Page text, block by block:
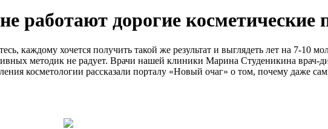
работают дорогие косметические
каждому хочется получить такой же результат и выглядеть лет на 7-10
методик не радует. Врачи нашей клиники Марина Студеникина врач-
косметологии рассказали порталу «Новый очаг» о том, почему даже